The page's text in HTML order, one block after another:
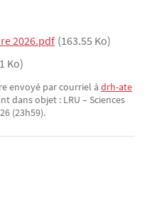
2026.pdf (163.55 Ko)
Ko)
envoyé par courriel à drh-ate
dans objet : LRU – Sciences
(23h59).